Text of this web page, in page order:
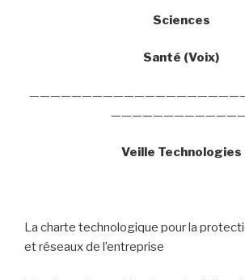
Sciences
Santé (Voix)
Veille Technologies
La charte technologique pour la
et réseaux de l’entreprise